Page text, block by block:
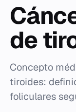
de
Concepto
tiroides:
foliculares